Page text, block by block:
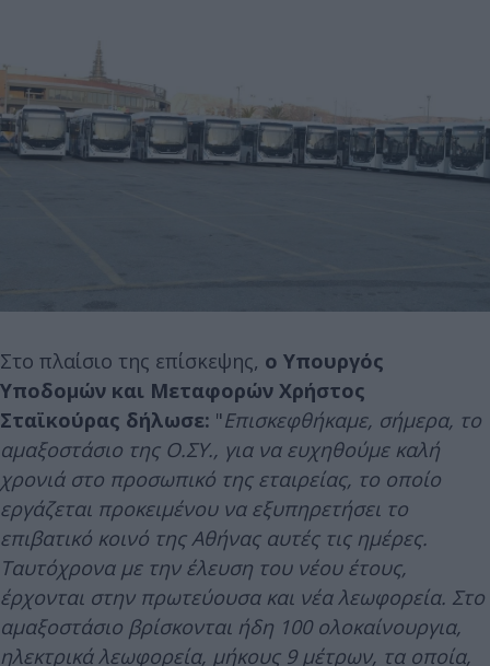
Στο πλαίσιο της επίσκεψης, ο Υπουργός
Υποδομών και Μεταφορών Χρήστος
Σταϊκούρας δήλωσε: "Επισκεφθήκαμε, σήμερα, το
αμαξοστάσιο της Ο.ΣΥ., για να ευχηθούμε καλή
χρονιά στο προσωπικό της εταιρείας, το οποίο
εργάζεται προκειμένου να εξυπηρετήσει το
επιβατικό κοινό της Αθήνας αυτές τις ημέρες.
Ταυτόχρονα με την έλευση του νέου έτους,
έρχονται στην πρωτεύουσα και νέα λεωφορεία. Στο
αμαξοστάσιο βρίσκονται ήδη 100 ολοκαίνουργια,
ηλεκτρικά λεωφορεία, μήκους 9 μέτρων, τα οποία,